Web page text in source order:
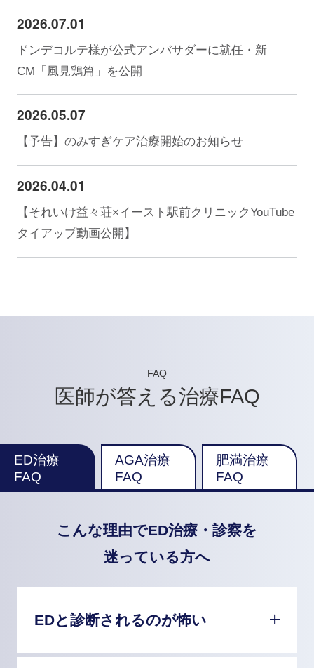
2026.07.01
ドンデコルテ様が公式アンバサダーに就任・新
CM「風見鶏篇」を公開
2026.05.07
【予告】のみすぎケア治療開始のお知らせ
2026.04.01
【それいけ益々荘×イースト駅前クリニックYouTube
タイアップ動画公開】
FAQ
医師が答える治療FAQ
ED治療
FAQ
AGA治療
FAQ
肥満治療
FAQ
こんな理由でED治療・診察を
迷っている方へ
EDと診断されるのが怖い